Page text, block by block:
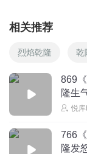
各溜
应该像说完了
18689615sty
是完结了吗？
回复 2023-06-02
相关推荐
烈焰乾隆 乾
869
隆生
悦
766
隆发